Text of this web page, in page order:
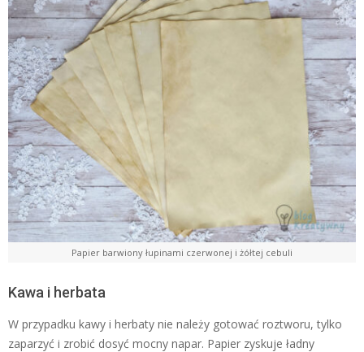
Papier barwiony łupinami czerwonej i żółtej cebuli
Kawa i herbata
W przypadku kawy i herbaty nie należy gotować roztworu, tylko
zaparzyć i zrobić dosyć mocny napar. Papier zyskuje ładny